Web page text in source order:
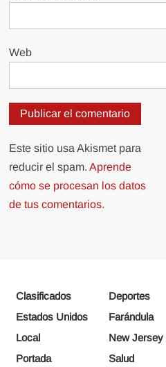
Web
Este sitio usa Akismet para
reducir el spam.Aprende
cómo se procesan los datos
de tus comentarios.
Clasificados Deportes
Estados Unidos
Farándula
Local
New Jersey
Portada
Salud